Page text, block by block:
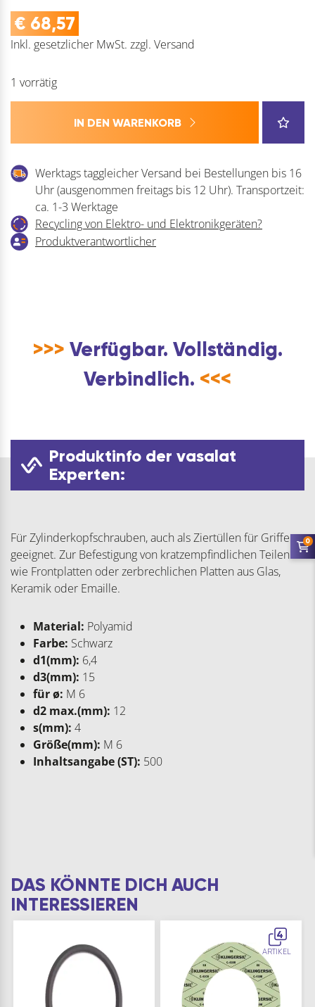
€ 68,57
Inkl. gesetzlicher MwSt. zzgl. Versand
1 vorrätig
IN DEN WARENKORB
Werktags taggleicher Versand bei Bestellungen bis 16
Uhr (ausgenommen freitags bis 12 Uhr). Transportzeit:
ca. 1-3 Werktage
Recycling von Elektro- und Elektronikgeräten?
Produktverantwortlicher
>>> Verfügbar. Vollständig.
Verbindlich. <<<
Produktinfo der vasalat
Experten:
Für Zylinderkopfschrauben, auch als Ziertüllen für Griffe
geeignet. Zur Befestigung von kratzempfindlichen Teilen
wie Frontplatten oder zerbrechlichen Platten aus Glas,
Keramik oder Emaille.
Material: Polyamid
Farbe: Schwarz
d1(mm): 6,4
d3(mm): 15
für ø: M 6
d2 max.(mm): 12
s(mm): 4
Größe(mm): M 6
Inhaltsangabe (ST): 500
DAS KÖNNTE DICH AUCH
INTERESSIEREN
4
ARTIKEL
0